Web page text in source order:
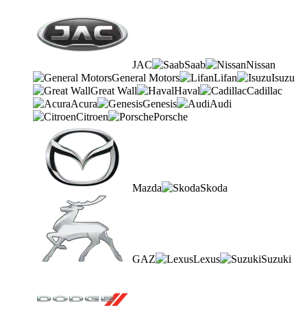
JAC Saab
Nissan
General Motors
Lifan
Isuzu
Great Wall
Haval
Cadillac
Acura
Genesis
Audi
Citroen
Porsche
Mazda Skoda
GAZ Lexus Suzuki